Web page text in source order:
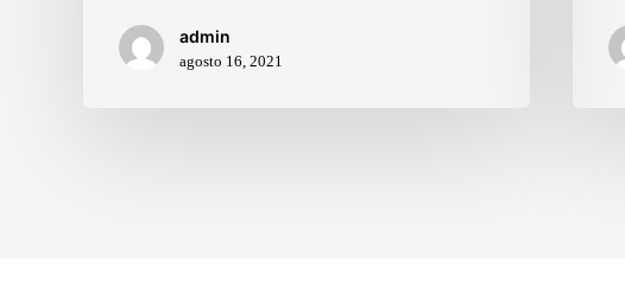
admin
agosto 16, 2021